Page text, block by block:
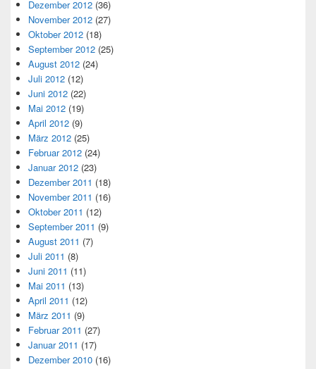
Dezember 2012 (36)
November 2012 (27)
Oktober 2012 (18)
September 2012 (25)
August 2012 (24)
Juli 2012 (12)
Juni 2012 (22)
Mai 2012 (19)
April 2012 (9)
März 2012 (25)
Februar 2012 (24)
Januar 2012 (23)
Dezember 2011 (18)
November 2011 (16)
Oktober 2011 (12)
September 2011 (9)
August 2011 (7)
Juli 2011 (8)
Juni 2011 (11)
Mai 2011 (13)
April 2011 (12)
März 2011 (9)
Februar 2011 (27)
Januar 2011 (17)
Dezember 2010 (16)